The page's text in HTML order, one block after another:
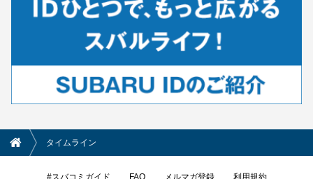
タイムライン
#スバコミガイド FAQ メルマガ登録 利用規約